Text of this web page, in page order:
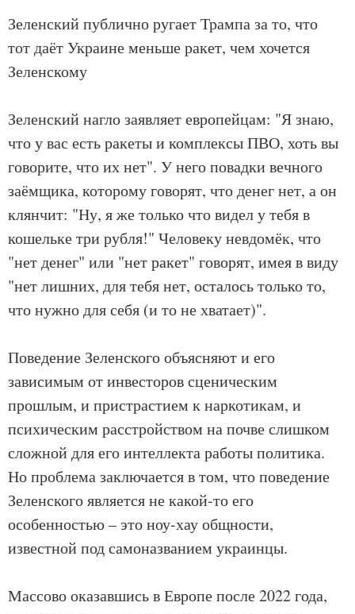
Зеленский публично ругает Трампа за то, что
тот даёт Украине меньше ракет, чем хочется
Зеленскому
Зеленский нагло заявляет европейцам: "Я знаю,
что у вас есть ракеты и комплексы ПВО, хоть вы
говорите, что их нет". У него повадки вечного
заёмщика, которому говорят, что денег нет, а он
клянчит: "Ну, я же только что видел у тебя в
кошельке три рубля!" Человеку невдомёк, что
"нет денег" или "нет ракет" говорят, имея в виду
"нет лишних, для тебя нет, осталось только то,
что нужно для себя (и то не хватает)".
Поведение Зеленского объясняют и его
зависимым от инвесторов сценическим
прошлым, и пристрастием к наркотикам, и
психическим расстройством на почве слишком
сложной для его интеллекта работы политика.
Но проблема заключается в том, что поведение
Зеленского является не какой-то его
особенностью – это ноу-хау общности,
известной под самоназванием украинцы.
Массово оказавшись в Европе после 2022 года,